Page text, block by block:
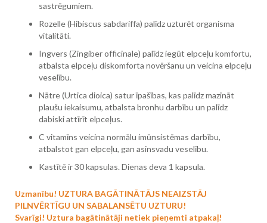
sastrēgumiem.
Rozelle (Hibiscus sabdariffa) palīdz uzturēt organisma
vitalitāti.
Ingvers (Zingiber officinale) palīdz iegūt elpceļu komfortu,
atbalsta elpceļu diskomforta novēršanu un veicina elpceļu
veselību.
Nātre (Urtica dioica) satur īpašības, kas palīdz mazināt
plaušu iekaisumu, atbalsta bronhu darbību un palīdz
dabiski attīrīt elpceļus.
C vitamīns veicina normālu imūnsistēmas darbību,
atbalstot gan elpceļu, gan asinsvadu veselību.
Kastītē ir 30 kapsulas. Dienas deva 1 kapsula.
Uzmanību! UZTURA BAGĀTINĀTĀJS NEAIZSTĀJ
PILNVĒRTĪGU UN SABALANSĒTU UZTURU!
Svarīgi! Uztura bagātinātāji netiek pieņemti atpakaļ!